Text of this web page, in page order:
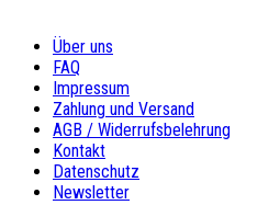
Über uns
FAQ
Impressum
Zahlung und Versand
AGB / Widerrufsbelehrung
Kontakt
Datenschutz
Newsletter